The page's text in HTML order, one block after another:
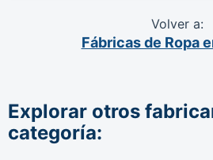
Volver a:
Fábricas de Ropa
Explorar otros
categoría: